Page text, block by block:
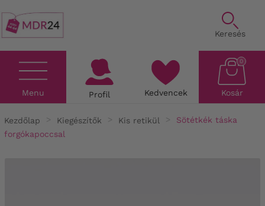
Keresés
Menu Profil Kedvencek Kosár
0
Kezdőlap Kiegészítők Kis retikül
Sötétkék táska
forgókapoccsal